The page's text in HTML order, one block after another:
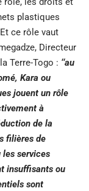
plastiques
ce rôle vaut
Directeur
Terre-Togo : ‘‘au
Kara ou
jouent un rôle
à
de la
filières de
les services
insuffisants ou
sont